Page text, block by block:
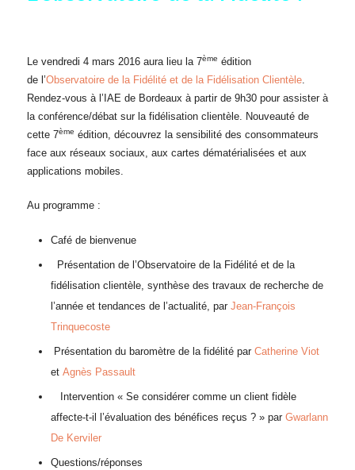
Le vendredi 4 mars 2016 aura lieu la 7ème édition
de l’Observatoire de la Fidélité et de la Fidélisation Clientèle.
Rendez-vous à l’IAE de Bordeaux à partir de 9h30 pour assister à
la conférence/débat sur la fidélisation clientèle. Nouveauté de
cette 7ème édition, découvrez la sensibilité des consommateurs
face aux réseaux sociaux, aux cartes dématérialisées et aux
applications mobiles.
Au programme :
Café de bienvenue
Présentation de l’Observatoire de la Fidélité et de la
fidélisation clientèle, synthèse des travaux de recherche de
l’année et tendances de l’actualité, par Jean-François
Trinquecoste
Présentation du baromètre de la fidélité par Catherine Viot
et Agnès Passault
Intervention « Se considérer comme un client fidèle
affecte-t-il l’évaluation des bénéfices reçus ? » par Gwarlann
De Kerviler
Questions/réponses